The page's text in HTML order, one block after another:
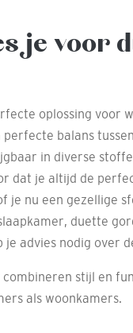
je voor
oplossing voor
balans
in diverse
dat je altijd de
je nu een gezellige
duette
je advies nodig over
combineren stijl en
als woonkamers.